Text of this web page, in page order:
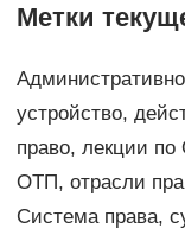
Метки
устройство,
право, лекции
ОТП, отрасли
Система права,